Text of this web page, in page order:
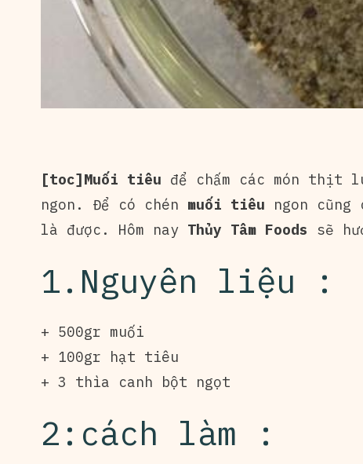
[toc]Muối tiêu để chấm các món thịt
ngon. Để có chén muối tiêu ngon
là được. Hôm nay Thủy Tâm Foods sẽ
1.Nguyên liệu :
+ 500gr muối
+ 100gr hạt tiêu
+ 3 thìa canh bột ngọt
2:cách làm :